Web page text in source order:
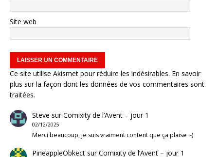
Site web
Ce site utilise Akismet pour réduire les indésirables. En savoir
plus sur la façon dont les données de vos commentaires sont
traitées.
Steve surComixity de l’Avent – jour 1
02/12/2025
Merci beaucoup, je suis vraiment content que ça plaise :-)
PineappleObkectsurComixity de l’Avent – jour 1